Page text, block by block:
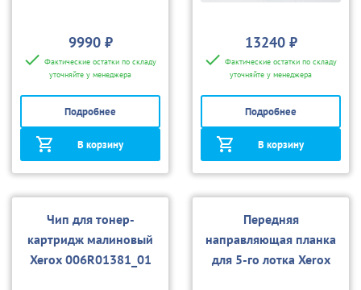
9990 ₽
Фактические остатки по складу
уточняйте у менеджера
Подробнее
В корзину
13240 ₽
Фактические остатки по складу
уточняйте у менеджера
Подробнее
В корзину
Чип для тонер-
картридж малиновый
Xerox 006R01381_01
Передняя
направляющая планка
для 5-го лотка Xerox